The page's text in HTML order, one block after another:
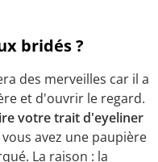
bridés ?
des merveilles car il a
et d'ouvrir le regard.
votre trait d'eyeliner
avez une paupière
La raison : la